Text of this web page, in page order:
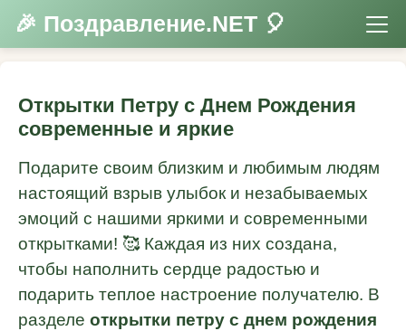
🎉 Поздравление.NET 🎈
Открытки Петру с Днем Рождения
современные и яркие
Подарите своим близким и любимым людям
настоящий взрыв улыбок и незабываемых
эмоций с нашими яркими и современными
открытками! 🥰 Каждая из них создана,
чтобы наполнить сердце радостью и
подарить теплое настроение получателю. В
разделе открытки петру с днем рождения